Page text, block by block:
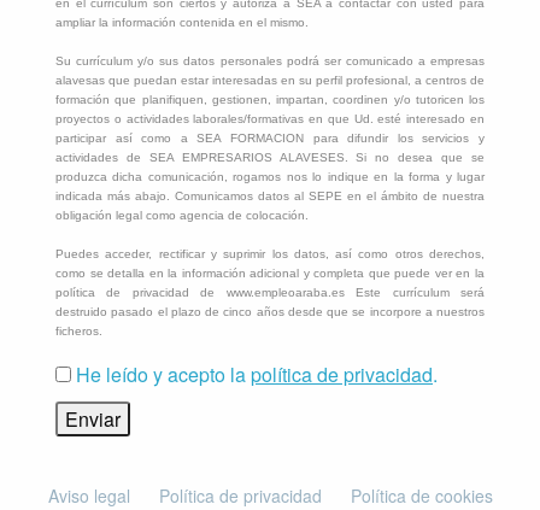
ampliar la información contenida en el mismo.
Su currículum y/o sus datos personales podrá ser comunicado a empresas
alavesas que puedan estar interesadas en su perfil profesional, a centros de
formación que planifiquen, gestionen, impartan, coordinen y/o tutoricen los
proyectos o actividades laborales/formativas en que Ud. esté interesado en
participar así como a SEA FORMACION para difundir los servicios y
actividades de SEA EMPRESARIOS ALAVESES. Si no desea que se
produzca dicha comunicación, rogamos nos lo indique en la forma y lugar
indicada más abajo. Comunicamos datos al SEPE en el ámbito de nuestra
obligación legal como agencia de colocación.
Puedes acceder, rectificar y suprimir los datos, así como otros derechos,
como se detalla en la información adicional y completa que puede ver en la
política de privacidad de www.empleoaraba.es Este currículum será
destruido pasado el plazo de cinco años desde que se incorpore a nuestros
ficheros.
He leído y acepto lapolítica de privacidad.
Aviso legal Política de privacidad Política de cookies